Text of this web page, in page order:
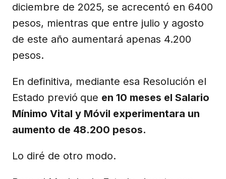
diciembre de 2025, se acrecentó en 6400
pesos, mientras que entre julio y agosto
de este año aumentará apenas 4.200
pesos.
En definitiva, mediante esa Resolución el
Estado previó que en 10 meses el Salario
Mínimo Vital y Móvil experimentara un
aumento de 48.200 pesos.
Lo diré de otro modo.